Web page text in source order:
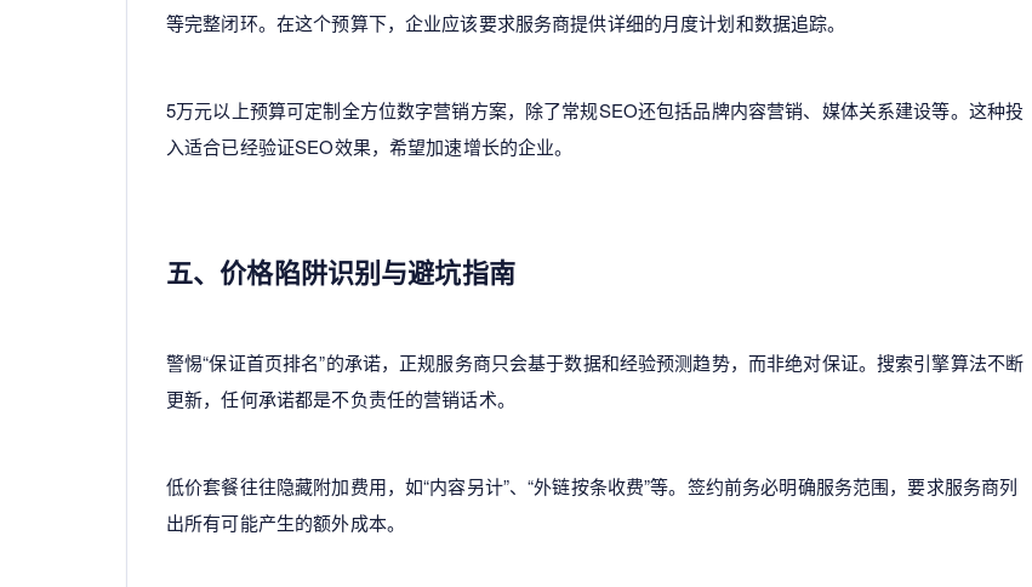
等完整闭环。在这个预算下，企业应该要求服务商提供详细的月度计划和数据追踪。
5万元以上预算可定制全方位数字营销方案，除了常规SEO还包括品牌内容营销、媒体关系建设等。这种投
入适合已经验证SEO效果，希望加速增长的企业。
五、价格陷阱识别与避坑指南
警惕“保证首页排名”的承诺，正规服务商只会基于数据和经验预测趋势，而非绝对保证。搜索引擎算法不断
更新，任何承诺都是不负责任的营销话术。
低价套餐往往隐藏附加费用，如“内容另计”、“外链按条收费”等。签约前务必明确服务范围，要求服务商列
出所有可能产生的额外成本。